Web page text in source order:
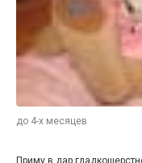
до 4-х месяцев
Приму в дар